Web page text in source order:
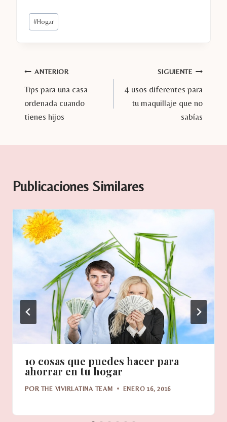
Etiquetas
de
#Hogar
Navegación
de
entradas
ANTERIOR
Tips para una casa
ordenada cuando
tienes hijos
SIGUIENTE
4 usos diferentes para
tu maquillaje que no
sabías
Publicaciones Similares
10 cosas que puedes hacer para
ahorrar en tu hogar
POR THE VIVIRLATINA TEAM ENERO 16, 2016